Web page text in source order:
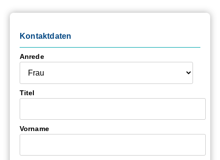
Kontaktdaten
Anrede
Titel
Vorname